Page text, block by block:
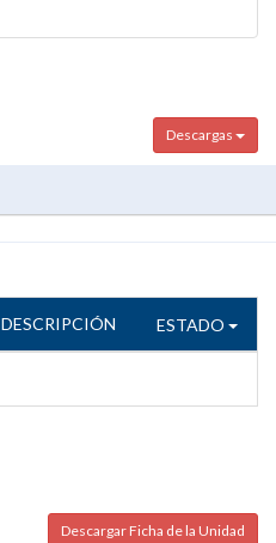
Descargas
DESCRIPCIÓN ESTADO
Descargar Ficha de la Unidad